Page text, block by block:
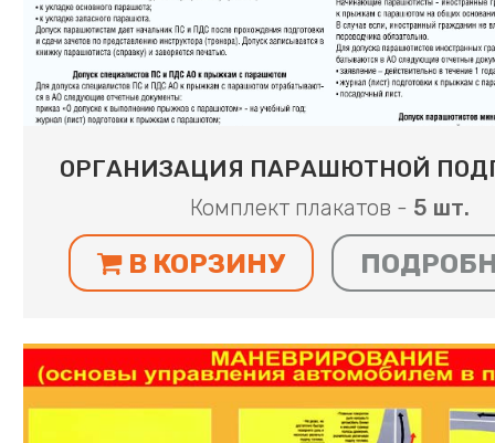
ОРГАНИЗАЦИЯ ПАРАШЮТНОЙ
Комплект плакатов - 5 шт.
В КОРЗИНУ